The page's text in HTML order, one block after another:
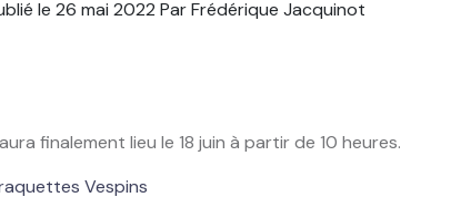
le 26 mai 2022 Par Frédérique Jacquinot
finalement lieu le 18 juin à partir de 10 heures.
Vespins